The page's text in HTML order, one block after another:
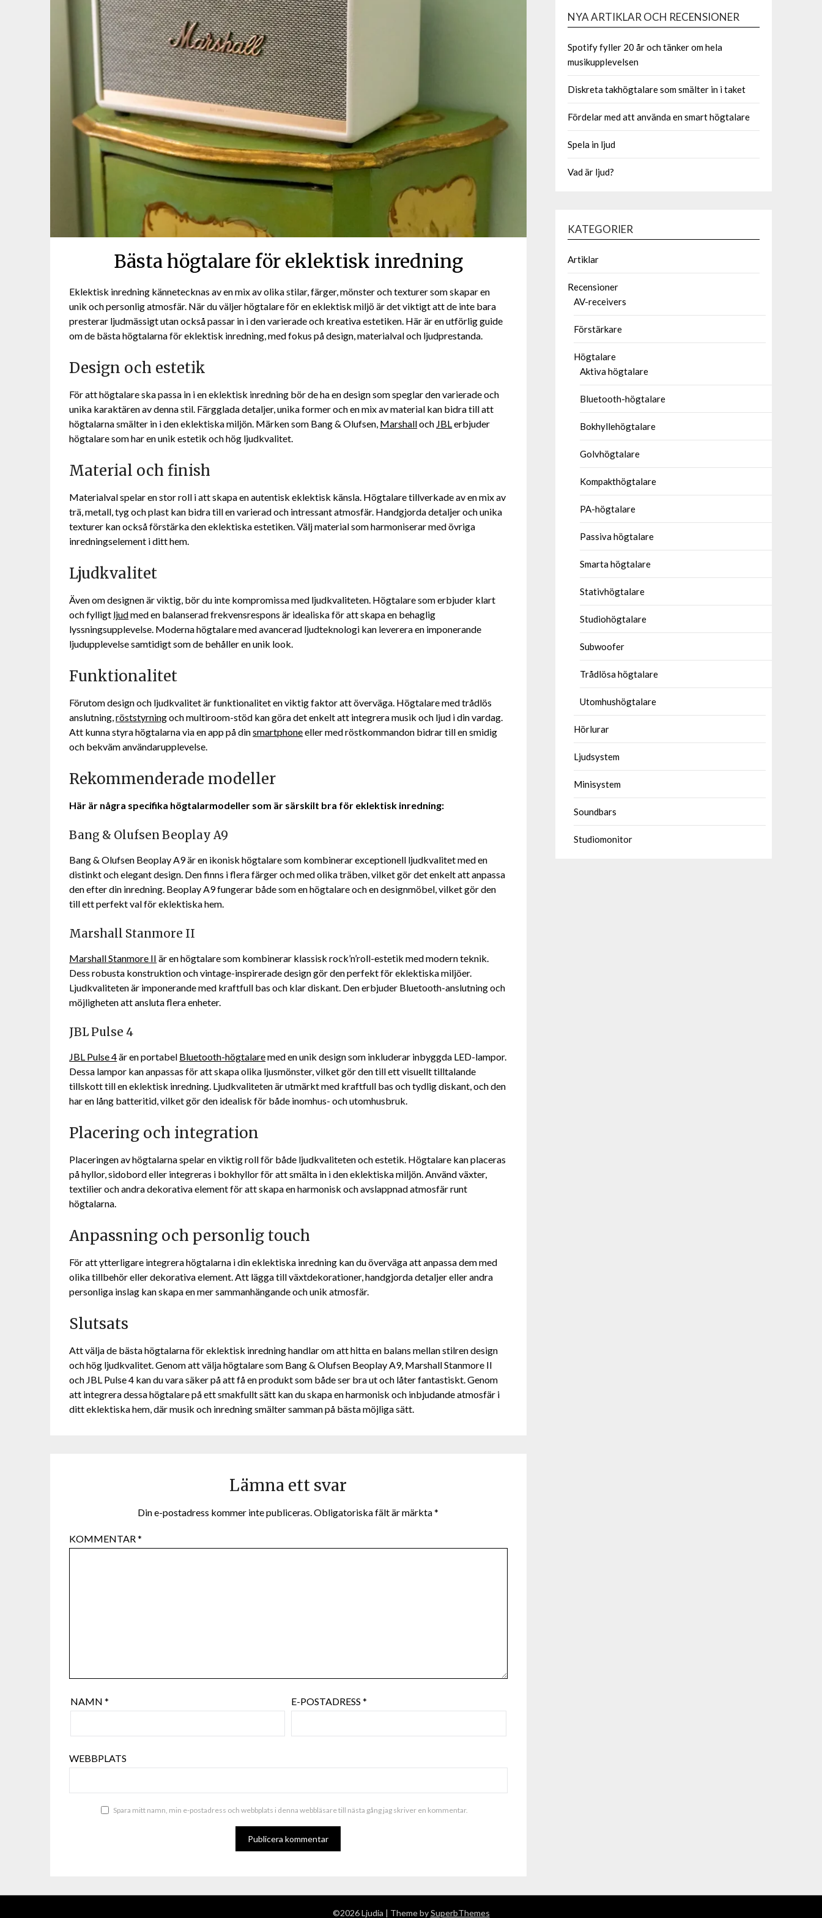
Bästa högtalare för eklektisk inredning
Eklektisk inredning kännetecknas av en mix av olika stilar, färger, mönster och texturer som skapar en
unik och personlig atmosfär. När du väljer högtalare för en eklektisk miljö är det viktigt att de inte bara
presterar ljudmässigt utan också passar in i den varierade och kreativa estetiken. Här är en utförlig guide
om de bästa högtalarna för eklektisk inredning, med fokus på design, materialval och ljudprestanda.
Design och estetik
För att högtalare ska passa in i en eklektisk inredning bör de ha en design som speglar den varierade och
unika karaktären av denna stil. Färgglada detaljer, unika former och en mix av material kan bidra till att
högtalarna smälter in i den eklektiska miljön. Märken som Bang & Olufsen, Marshalloch JBL erbjuder
högtalare som har en unik estetik och hög ljudkvalitet.
Material och finish
Materialval spelar en stor roll i att skapa en autentisk eklektisk känsla. Högtalare tillverkade av en mix av
trä, metall, tyg och plast kan bidra till en varierad och intressant atmosfär. Handgjorda detaljer och unika
texturer kan också förstärka den eklektiska estetiken. Välj material som harmoniserar med övriga
inredningselement i ditt hem.
Ljudkvalitet
Även om designen är viktig, bör du inte kompromissa med ljudkvaliteten. Högtalare som erbjuder klart
och fylligt ljudmed en balanserad frekvensrespons är idealiska för att skapa en behaglig
lyssningsupplevelse. Moderna högtalare med avancerad ljudteknologi kan leverera en imponerande
ljudupplevelse samtidigt som de behåller en unik look.
Funktionalitet
Förutom design och ljudkvalitet är funktionalitet en viktig faktor att överväga. Högtalare med trådlös
anslutning,röststyrningoch multiroom-stöd kan göra det enkelt att integrera musik och ljud i din vardag.
Att kunna styra högtalarna via en app på dinsmartphoneeller med röstkommandon bidrar till en smidig
och bekväm användarupplevelse.
Rekommenderade modeller
Här är några specifika högtalarmodeller som är särskilt bra för eklektisk inredning:
Bang & Olufsen Beoplay A9
Bang & Olufsen Beoplay A9 är en ikonisk högtalare som kombinerar exceptionell ljudkvalitet med en
distinkt och elegant design. Den finns i flera färger och med olika träben, vilket gör det enkelt att anpassa
den efter din inredning. Beoplay A9 fungerar både som en högtalare och en designmöbel, vilket gör den
till ett perfekt val för eklektiska hem.
Marshall Stanmore II
Marshall Stanmore II är en högtalare som kombinerar klassisk rock’n’roll-estetik med modern teknik.
Dess robusta konstruktion och vintage-inspirerade design gör den perfekt för eklektiska miljöer.
Ljudkvaliteten är imponerande med kraftfull bas och klar diskant. Den erbjuder Bluetooth-anslutning och
möjligheten att ansluta flera enheter.
JBL Pulse 4
JBL Pulse 4är en portabel Bluetooth-högtalaremed en unik design som inkluderar inbyggda LED-lampor.
Dessa lampor kan anpassas för att skapa olika ljusmönster, vilket gör den till ett visuellt tilltalande
tillskott till en eklektisk inredning. Ljudkvaliteten är utmärkt med kraftfull bas och tydlig diskant, och den
har en lång batteritid, vilket gör den idealisk för både inomhus- och utomhusbruk.
Placering och integration
Placeringen av högtalarna spelar en viktig roll för både ljudkvaliteten och estetik. Högtalare kan placeras
på hyllor, sidobord eller integreras i bokhyllor för att smälta in i den eklektiska miljön. Använd växter,
textilier och andra dekorativa element för att skapa en harmonisk och avslappnad atmosfär runt
högtalarna.
Anpassning och personlig touch
För att ytterligare integrera högtalarna i din eklektiska inredning kan du överväga att anpassa dem med
olika tillbehör eller dekorativa element. Att lägga till växtdekorationer, handgjorda detaljer eller andra
personliga inslag kan skapa en mer sammanhängande och unik atmosfär.
Slutsats
Att välja de bästa högtalarna för eklektisk inredning handlar om att hitta en balans mellan stilren design
och hög ljudkvalitet. Genom att välja högtalare som Bang & Olufsen Beoplay A9, Marshall Stanmore II
och JBL Pulse 4 kan du vara säker på att få en produkt som både ser bra ut och låter fantastiskt. Genom
att integrera dessa högtalare på ett smakfullt sätt kan du skapa en harmonisk och inbjudande atmosfär i
ditt eklektiska hem, där musik och inredning smälter samman på bästa möjliga sätt.
Lämna ett svar
Din e-postadress kommer inte publiceras. Obligatoriska fält är märkta*
KOMMENTAR*
NAMN* E-POSTADRESS*
WEBBPLATS
Spara mitt namn, min e-postadress och webbplats i denna webbläsare till nästa gång jag skriver en kommentar.
NYA ARTIKLAR OCH RECENSIONER
Spotify fyller 20 år och tänker om hela
musikupplevelsen
Diskreta takhögtalare som smälter in i taket
Fördelar med att använda en smart högtalare
Spela in ljud
Vad är ljud?
KATEGORIER
Artiklar
Recensioner
AV-receivers
Förstärkare
Högtalare
Aktiva högtalare
Bluetooth-högtalare
Bokhyllehögtalare
Golvhögtalare
Kompakthögtalare
PA-högtalare
Passiva högtalare
Smarta högtalare
Stativhögtalare
Studiohögtalare
Subwoofer
Trådlösa högtalare
Utomhushögtalare
Hörlurar
Ljudsystem
Minisystem
Soundbars
Studiomonitor
©2026 Ljudia | Theme bySuperbThemes